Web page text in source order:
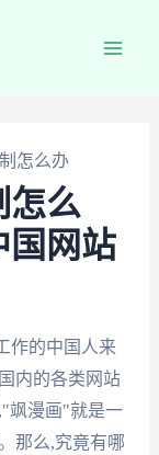
怎么办
怎么
国网站
作的中国人来
内的各类网站
飒漫画"就是一
那么,究竟有哪